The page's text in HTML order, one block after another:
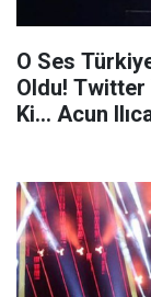
O Ses
Oldu! Twitter
Ki… Acun